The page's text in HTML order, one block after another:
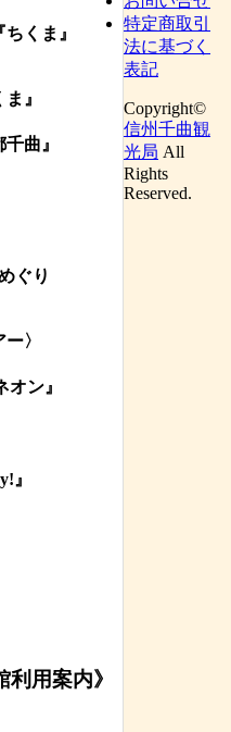
ちくま 』
』
千曲 』
ぐり
ー〉
ン』
』
用案内》
特定商取引
法に基づく
表記
Copyright©
信州千曲観
光局 All
Rights
Reserved.